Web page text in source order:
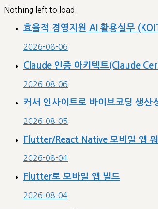
Nothing left to load.
효율적 경영지원 AI 활용실무
2026-08-06
Claude 인증 아키텍트(Claude
2026-08-06
커서 인사이트로 바이브코딩 생산
2026-08-05
Flutter/React Native 모바일 앱
2026-08-04
Flutter로 모바일 앱 빌드
2026-08-04